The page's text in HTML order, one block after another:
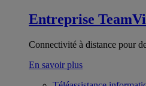
Entreprise
Connectivité à distance pour
En savoir plus